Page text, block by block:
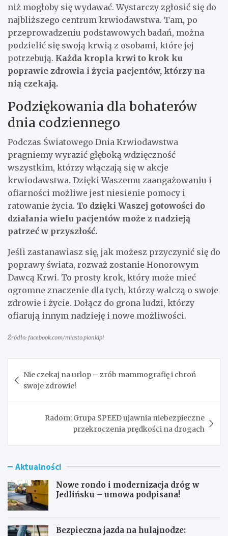
niż mogłoby się wydawać. Wystarczy zgłosić się do
najbliższego centrum krwiodawstwa. Tam, po
przeprowadzeniu podstawowych badań, można
podzielić się swoją krwią z osobami, które jej
potrzebują. Każda kropla krwi to krok ku
poprawie zdrowia i życia pacjentów, którzy na
nią czekają.
Podziękowania dla bohaterów
dnia codziennego
Podczas Światowego Dnia Krwiodawstwa
pragniemy wyrazić głęboką wdzięczność
wszystkim, którzy włączają się w akcje
krwiodawstwa. Dzięki Waszemu zaangażowaniu i
ofiarności możliwe jest niesienie pomocy i
ratowanie życia. To dzięki Waszej gotowości do
działania wielu pacjentów może z nadzieją
patrzeć w przyszłość.
Jeśli zastanawiasz się, jak możesz przyczynić się do
poprawy świata, rozważ zostanie Honorowym
Dawcą Krwi. To prosty krok, który może mieć
ogromne znaczenie dla tych, którzy walczą o swoje
zdrowie i życie. Dołącz do grona ludzi, którzy
ofiarują innym nadzieję i nowe możliwości.
Źródło: facebook.com/miasto.pionkipl
wpisu
Nie czekaj na urlop – zrób mammografię i chroń
swoje zdrowie!
Radom: Grupa SPEED ujawnia niebezpieczne
przekroczenia prędkości na drogach
Aktualności
Nowe rondo i modernizacja dróg w
Jedlińsku – umowa podpisana!
Bezpieczna jazda na hulajnodze: